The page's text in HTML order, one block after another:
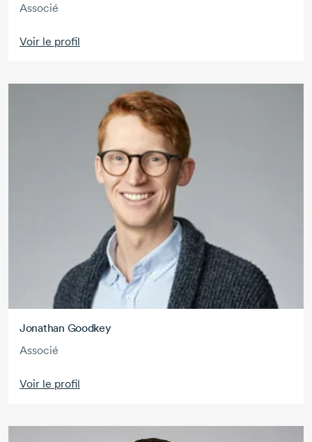
Associé
Voir le profil
Jonathan Goodkey
Associé
Voir le profil